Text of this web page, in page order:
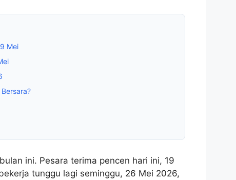
Mei
ini. Pesara terima pencen hari ini, 19
tunggu lagi seminggu, 26 Mei 2026,